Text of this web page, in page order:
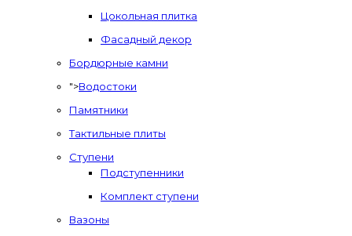
Цокольная плитка
Фасадный декор
Бордюрные камни
">Водостоки
Памятники
Тактильные плиты
Ступени
Подступенники
Комплект ступени
Вазоны